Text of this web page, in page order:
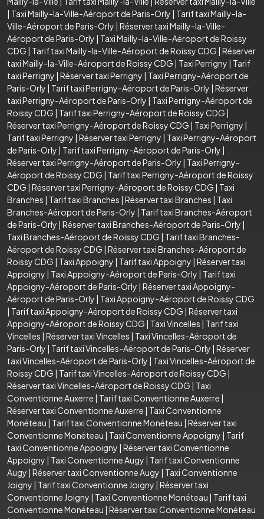
| Taxi Mailly-la-Ville-Aéroport de Paris-Orly | Tarif taxi Mailly-la-
Ville-Aéroport de Paris-Orly | Réserver taxi Mailly-la-Ville-
Aéroport de Paris-Orly | Taxi Mailly-la-Ville-Aéroport de Roissy
CDG | Tarif taxi Mailly-la-Ville-Aéroport de Roissy CDG | Réserver
taxi Mailly-la-Ville-Aéroport de Roissy CDG | Taxi Perrigny | Tarif
taxi Perrigny | Réserver taxi Perrigny | Taxi Perrigny-Aéroport de
Paris-Orly | Tarif taxi Perrigny-Aéroport de Paris-Orly | Réserver
taxi Perrigny-Aéroport de Paris-Orly | Taxi Perrigny-Aéroport de
Roissy CDG | Tarif taxi Perrigny-Aéroport de Roissy CDG |
Réserver taxi Perrigny-Aéroport de Roissy CDG | Taxi Perrigny |
Tarif taxi Perrigny | Réserver taxi Perrigny | Taxi Perrigny-Aéroport
de Paris-Orly | Tarif taxi Perrigny-Aéroport de Paris-Orly |
Réserver taxi Perrigny-Aéroport de Paris-Orly | Taxi Perrigny-
Aéroport de Roissy CDG | Tarif taxi Perrigny-Aéroport de Roissy
CDG | Réserver taxi Perrigny-Aéroport de Roissy CDG | Taxi
Branches | Tarif taxi Branches | Réserver taxi Branches | Taxi
Branches-Aéroport de Paris-Orly | Tarif taxi Branches-Aéroport
de Paris-Orly | Réserver taxi Branches-Aéroport de Paris-Orly |
Taxi Branches-Aéroport de Roissy CDG | Tarif taxi Branches-
Aéroport de Roissy CDG | Réserver taxi Branches-Aéroport de
Roissy CDG | Taxi Appoigny | Tarif taxi Appoigny | Réserver taxi
Appoigny | Taxi Appoigny-Aéroport de Paris-Orly | Tarif taxi
Appoigny-Aéroport de Paris-Orly | Réserver taxi Appoigny-
Aéroport de Paris-Orly | Taxi Appoigny-Aéroport de Roissy CDG
| Tarif taxi Appoigny-Aéroport de Roissy CDG | Réserver taxi
Appoigny-Aéroport de Roissy CDG | Taxi Vincelles | Tarif taxi
Vincelles | Réserver taxi Vincelles | Taxi Vincelles-Aéroport de
Paris-Orly | Tarif taxi Vincelles-Aéroport de Paris-Orly | Réserver
taxi Vincelles-Aéroport de Paris-Orly | Taxi Vincelles-Aéroport de
Roissy CDG | Tarif taxi Vincelles-Aéroport de Roissy CDG |
Réserver taxi Vincelles-Aéroport de Roissy CDG | Taxi
Conventionne Auxerre | Tarif taxi Conventionne Auxerre |
Réserver taxi Conventionne Auxerre | Taxi Conventionne
Monéteau | Tarif taxi Conventionne Monéteau | Réserver taxi
Conventionne Monéteau | Taxi Conventionne Appoigny | Tarif
taxi Conventionne Appoigny | Réserver taxi Conventionne
Appoigny | Taxi Conventionne Augy | Tarif taxi Conventionne
Augy | Réserver taxi Conventionne Augy | Taxi Conventionne
Joigny | Tarif taxi Conventionne Joigny | Réserver taxi
Conventionne Joigny | Taxi Conventionne Monéteau | Tarif taxi
Conventionne Monéteau | Réserver taxi Conventionne Monéteau